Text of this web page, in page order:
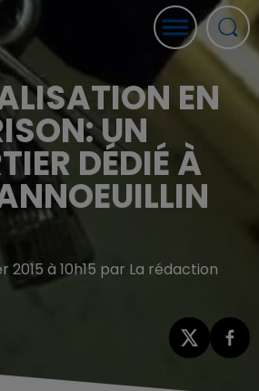
EN
UN
DÉDIÉ À
2015 à 10h15 par La rédaction